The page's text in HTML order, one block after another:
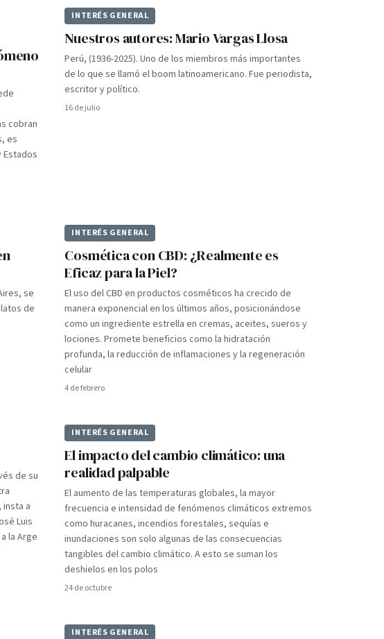
cobran
es
Estados
INTERÉS GENERAL
Nuestros autores: Mario Vargas Llosa
Perú, (1936-2025). Uno de los miembros más importantes
de lo que se llamó el boom latinoamericano. Fue periodista,
escritor y político.
16 de julio
se
de
INTERÉS GENERAL
Cosmética con CBD: ¿Realmente es
Eficaz para la Piel?
El uso del CBD en productos cosméticos ha crecido de
manera exponencial en los últimos años, posicionándose
como un ingrediente estrella en cremas, aceites, sueros y
lociones. Promete beneficios como la hidratación
profunda, la reducción de inflamaciones y la regeneración
celular
4 de febrero
de su
a
Luis
la Arge
INTERÉS GENERAL
El impacto del cambio climático: una
realidad palpable
El aumento de las temperaturas globales, la mayor
frecuencia e intensidad de fenómenos climáticos extremos
como huracanes, incendios forestales, sequías e
inundaciones son solo algunas de las consecuencias
tangibles del cambio climático. A esto se suman los
deshielos en los polos
24 de octubre
INTERÉS GENERAL